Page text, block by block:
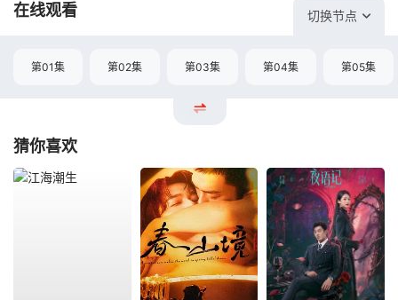
在线观看 切换节点
第01集 第02集 第03集 第04集 第05集
猜你喜欢